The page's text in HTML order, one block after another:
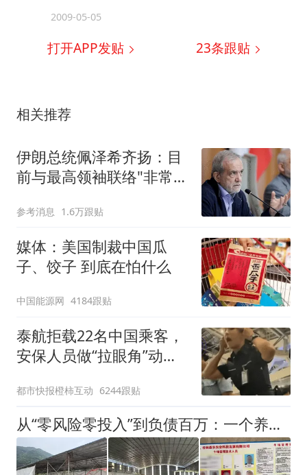
2009-05-05
打开APP发贴 23条跟贴
相关推荐
伊朗总统佩泽希齐扬：目
前与最高领袖联络"非常困
参考消息 1.6万跟贴
媒体：美国制裁中国瓜
子、饺子 到底在怕什么
中国能源网 4184跟贴
泰航拒载22名中国乘客，
安保人员做“拉眼角”动
拒绝登机决定由航司作
出；亲历者：曾承诺免费
改签但没兑现
都市快报橙柿互动 6244跟贴
从“零风险零投入”到负债百万：一个养牛项目崩盘后，谁该为农户的贷款买单丨红星调查